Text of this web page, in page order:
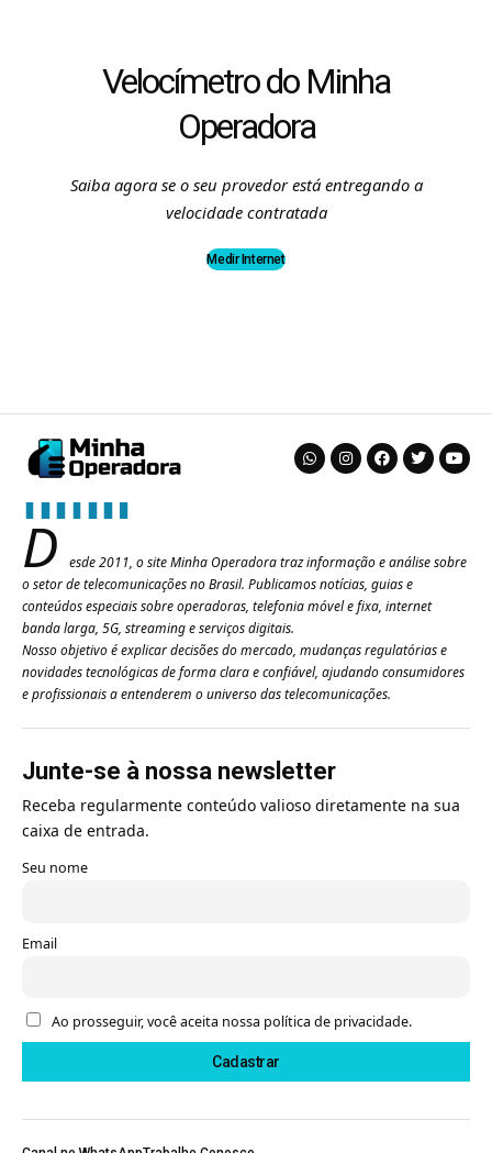
Velocímetro do Minha
Operadora
Saiba agora se o seu provedor está entregando a
velocidade contratada
Medir Internet
D
esde 2011, o site Minha Operadora traz informação e análise sobre
o setor de telecomunicações no Brasil. Publicamos notícias, guias e
conteúdos especiais sobre operadoras, telefonia móvel e fixa, internet
banda larga, 5G, streaming e serviços digitais.
Nosso objetivo é explicar decisões do mercado, mudanças regulatórias e
novidades tecnológicas de forma clara e confiável, ajudando consumidores
e profissionais a entenderem o universo das telecomunicações.
Junte-se à nossa newsletter
Receba regularmente conteúdo valioso diretamente na sua
caixa de entrada.
Seu nome
Email
Ao prosseguir, você aceita nossa política de privacidade.